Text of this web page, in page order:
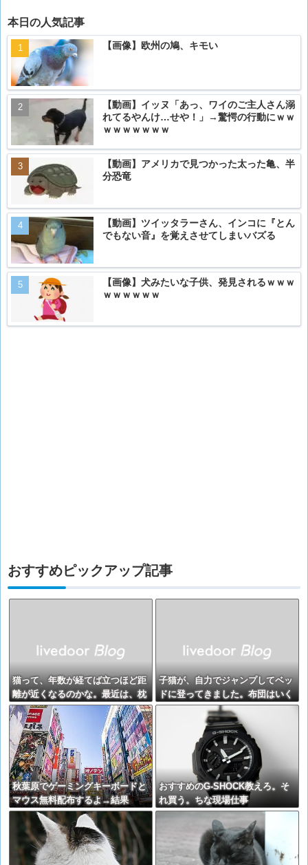
本日の人気記事
【画像】欧州の鳩、キモい
【動画】イッヌ「あっ、ワイのご主人さん溺
れてるやんけ…せや！」→驚愕の行動にｗｗ
ｗｗｗｗｗｗｗ
【動画】アメリカで見つかった太った亀、半
分恐竜
【動画】ツイッタラーさん、インコに『とん
でもない音』を覚えさせてしまいバズる
【画像】犬みたいな子供、発見されるｗｗｗ
ｗｗｗｗｗｗ
おすすめピックアップ記事
猫って、年数が経てば立つほど距
離が近くなるのかな。最近は、枕
の横で寝てる。【再】
子猫が、自力でジャンプしてベッ
ドに登ってきました。布団はいく
ら干しても洗っててもノミとかが
いるような気がして・・・【再】
秋葉原でゲーミングキーボードと
マウス無料配布するよ→結果
おすすめのG-SHOCK教えろ。そ
れ買う。ちな現場仕事